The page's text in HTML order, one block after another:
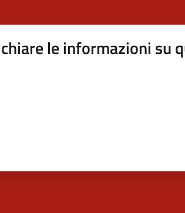
le informazioni su